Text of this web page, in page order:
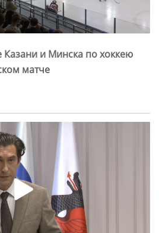
и Минска по хоккею
матче